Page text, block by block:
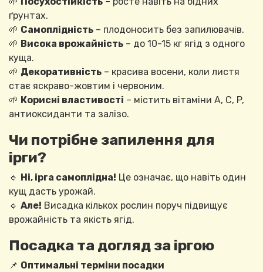
ґрунтах.
🌱 Самоплідність – плодоносить без запилювачів.
🌱 Висока врожайність – до 10-15 кг ягід з одного
куща.
🌱 Декоративність – красива восени, коли листя
стає яскраво-жовтим і червоним.
🌱 Корисні властивості – містить вітаміни A, C, P,
антиоксиданти та залізо.
Чи потрібне запилення для
ірги?
🔹 Ні, ірга самоплідна! Це означає, що навіть один
кущ дасть урожай.
🔹 Але! Висадка кількох рослин поруч підвищує
врожайність та якість ягід.
Посадка та догляд за іргою
📌 Оптимальні терміни посадки